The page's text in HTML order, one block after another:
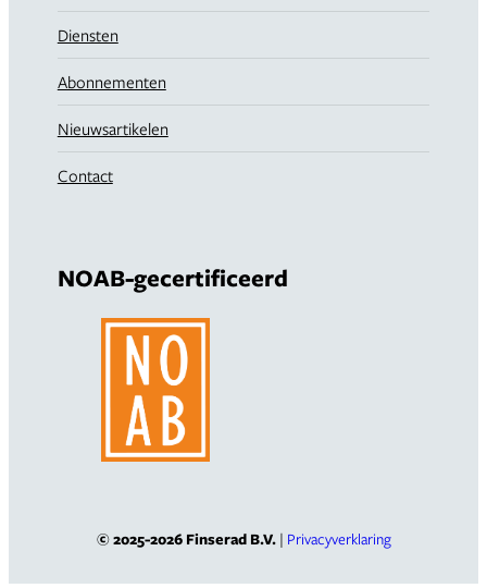
Diensten
Abonnementen
Nieuwsartikelen
Contact
NOAB-gecertificeerd
© 2025-2026 Finserad B.V.| Privacyverklaring